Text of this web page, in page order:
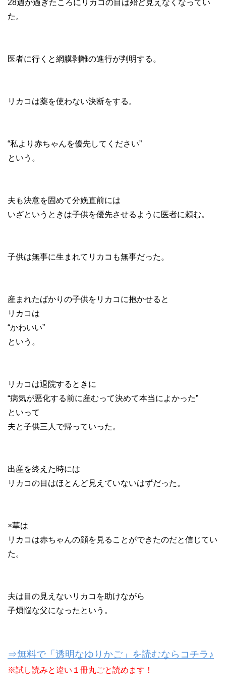
28週が過ぎたころにリカコの目は殆ど見えなくなってい
た。
医者に行くと網膜剥離の進行が判明する。
リカコは薬を使わない決断をする。
“私より赤ちゃんを優先してください”
という。
夫も決意を固めて分娩直前には
いざというときは子供を優先させるように医者に頼む。
子供は無事に生まれてリカコも無事だった。
産まれたばかりの子供をリカコに抱かせると
リカコは
“かわいい”
という。
リカコは退院するときに
“病気が悪化する前に産むって決めて本当によかった”
といって
夫と子供三人で帰っていった。
出産を終えた時には
リカコの目はほとんど見えていないはずだった。
×華は
リカコは赤ちゃんの顔を見ることができたのだと信じてい
た。
夫は目の見えないリカコを助けながら
子煩悩な父になったという。
⇒無料で「透明なゆりかご」を読むならコチラ♪
※試し読みと違い１冊丸ごと読めます！